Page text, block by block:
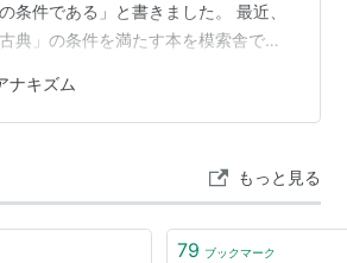
条件である」と書きました。 最近、
典」の条件を満たす本を模索舎でお
行=マヌケ出版社 目次：小序 | 鈴木
なぜ我々はアナキストであるか3 直
ナキズム
もっと見る
79 ブックマーク